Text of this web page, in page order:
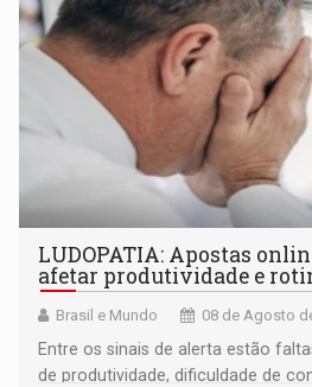
LUDOPATIA: Apostas
afetar produtividade e
Brasil e Mundo 08 de Agosto
Entre os sinais de alerta estão
de produtividade, dificuldade de